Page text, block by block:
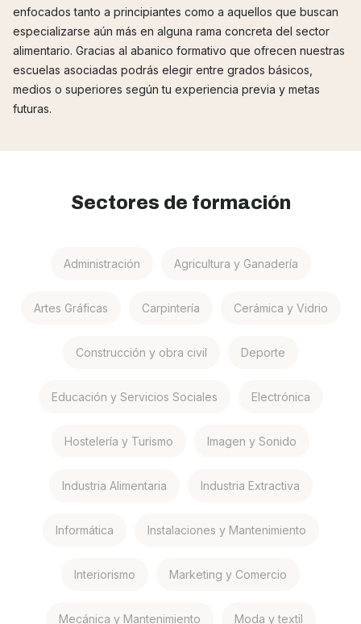
enfocados tanto a principiantes como a aquellos que buscan
especializarse aún más en alguna rama concreta del sector
alimentario. Gracias al abanico formativo que ofrecen nuestras
escuelas asociadas podrás elegir entre grados básicos,
medios o superiores según tu experiencia previa y metas
futuras.
Sectores de formación
Administración Agricultura y Ganadería
Artes Gráficas Carpintería Cerámica y Vidrio
Construcción y obra civil Deporte
Educación y Servicios Sociales Electrónica
Hostelería y Turismo Imagen y Sonido
Industria Alimentaria Industria Extractiva
Informática Instalaciones y Mantenimiento
Interiorismo Marketing y Comercio
Mecánica y Mantenimiento Moda y textil